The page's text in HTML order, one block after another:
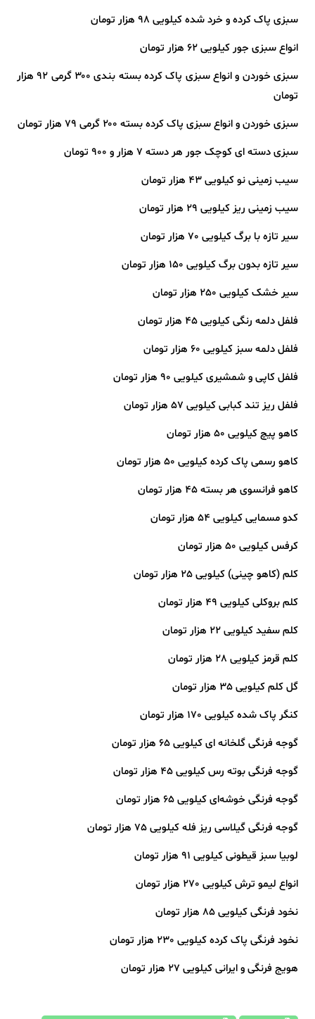
سبزی پاک کرده و خرد شده کیلویی 98 هزار تومان
انواع سبزی جور کیلویی 62 هزار تومان
سبزی خوردن و انواع سبزی پاک کرده بسته بندی ۳۰۰ گرمی 92 هزار
تومان
سبزی خوردن و انواع سبزی پاک کرده بسته ۲۰۰ گرمی 79 هزار تومان
سبزی دسته ای کوچک جور هر دسته 7 هزار و 900 تومان
سیب زمینی نو کیلویی 43 هزار تومان
سیب زمینی ریز کیلویی 29 هزار تومان
سیر تازه با برگ کیلویی 70 هزار تومان
سیر تازه بدون برگ کیلویی 150 هزار تومان
سیر خشک کیلویی 250 هزار تومان
فلفل دلمه رنگی کیلویی 45 هزار تومان
فلفل دلمه سبز کیلویی 60 هزار تومان
فلفل کاپی و شمشیری کیلویی 90 هزار تومان
️فلفل ریز تند کبابی کیلویی 57 هزار تومان
کاهو پیچ کیلویی 50 هزار تومان
کاهو رسمی پاک کرده کیلویی 50 هزار تومان
کاهو فرانسوی هر بسته 45 هزار تومان
کدو مسمایی کیلویی 54 هزار تومان
کرفس کیلویی 50 هزار تومان
کلم (کاهو چینی) کیلویی 25 هزار تومان
کلم بروکلی کیلویی 49 هزار تومان
کلم سفید کیلویی 22 هزار تومان
کلم قرمز کیلویی 28 هزار تومان
گل کلم کیلویی 35 هزار تومان
کنگر پاک شده کیلویی 170 هزار تومان
گوجه فرنگی گلخانه ای کیلویی 65 هزار تومان
گوجه فرنگی بوته رس کیلویی 45 هزار تومان
گوجه فرنگی خوشه‌ای کیلویی 65 هزار تومان
️گوجه فرنگی گیلاسی ریز فله کیلویی 75 هزار تومان
لوبیا سبز قیطونی کیلویی 91 هزار تومان
انواع لیمو ترش کیلویی 270 هزار تومان
نخود فرنگی کیلویی 85 هزار تومان
نخود فرنگی پاک کرده کیلویی 230 هزار تومان
هویج فرنگی و ایرانی کیلویی 27 هزار تومان